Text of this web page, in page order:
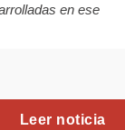
en ese
Leer noticia